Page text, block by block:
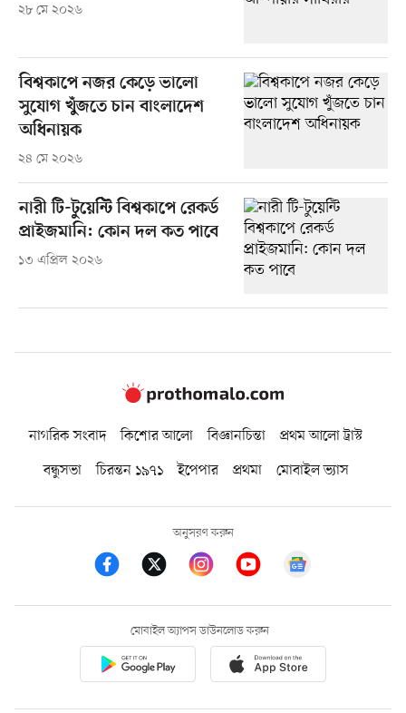
২৮ মে ২০২৬
বিশ্বকাপে নজর কেড়ে ভালো
সুযোগ খুঁজতে চান বাংলাদেশ
অধিনায়ক
২৪ মে ২০২৬
নারী টি-টুয়েন্টি বিশ্বকাপে রেকর্ড
প্রাইজমানি: কোন দল কত পাবে
১৩ এপ্রিল ২০২৬
নাগরিক সংবাদ কিশোর আলো বিজ্ঞানচিন্তা
প্রথম আলো ট্রাস্ট
বন্ধুসভা
চিরন্তন ১৯৭১ ইপেপার প্রথমা মোবাইল ভ্যাস
অনুসরণ করুন
মোবাইল অ্যাপস ডাউনলোড করুন